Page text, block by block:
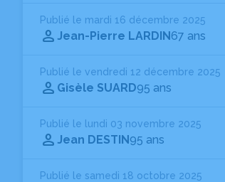
Publié le mardi 16 décembre 2025
Jean-Pierre LARDIN67 ans
Publié le vendredi 12 décembre 2025
Gisèle SUARD95 ans
Publié le lundi 03 novembre 2025
Jean DESTIN95 ans
Publié le samedi 18 octobre 2025